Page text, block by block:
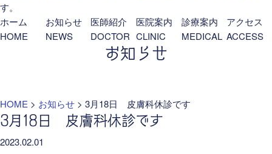
す。
ホーム
HOME
お知らせ
NEWS
医師紹介
DOCTOR
医院案内
CLINIC
診療案内
MEDICAL
アクセス
ACCESS
お知らせ
HOME > お知らせ > 3月18日 皮膚科休診です
3月18日 皮膚科休診です
2023.02.01